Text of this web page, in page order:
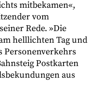
mitbekamen«,
vom
Rede. »Die
helllichten Tag und
Personenverkehrs
Postkarten
aus